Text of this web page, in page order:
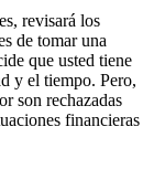
revisará los
de tomar una
que usted tiene
y el tiempo. Pero,
son rechazadas
financieras